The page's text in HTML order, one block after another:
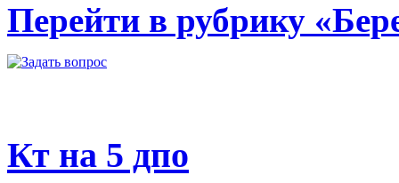
Перейти в рубрику
Кт на 5 дпо